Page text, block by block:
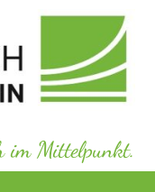
im Mittelpunkt.